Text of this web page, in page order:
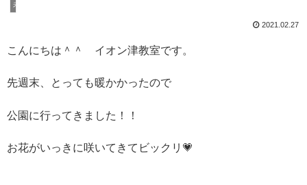
未分類
2021.02.27
こんにちは＾＾ イオン津教室です。
先週末、とっても暖かかったので
公園に行ってきました！！
お花がいっきに咲いてきてビックリ💗